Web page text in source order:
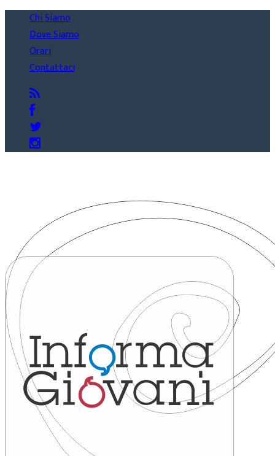
Chi Siamo
Dove Siamo
Orari
Contattaci